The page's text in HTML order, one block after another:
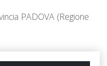
PADOVA (Regione